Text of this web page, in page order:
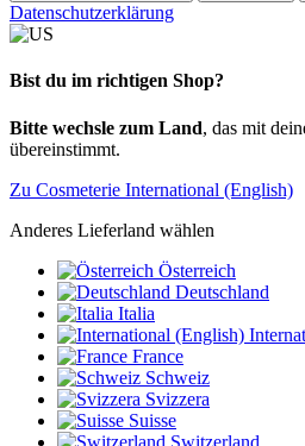
Datenschutzerklärung
Bist du im richtigen Shop?
Bitte wechsle zum Land, das mit
übereinstimmt.
Zu Cosmeterie International (English)
Anderes Lieferland wählen
Österreich
Deutschland
Italia
France
Schweiz
Svizzera
Suisse
Switzerland